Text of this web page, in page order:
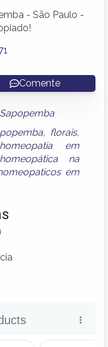
- São Paulo -
Comente
, florais,
homeopatia em
na
em